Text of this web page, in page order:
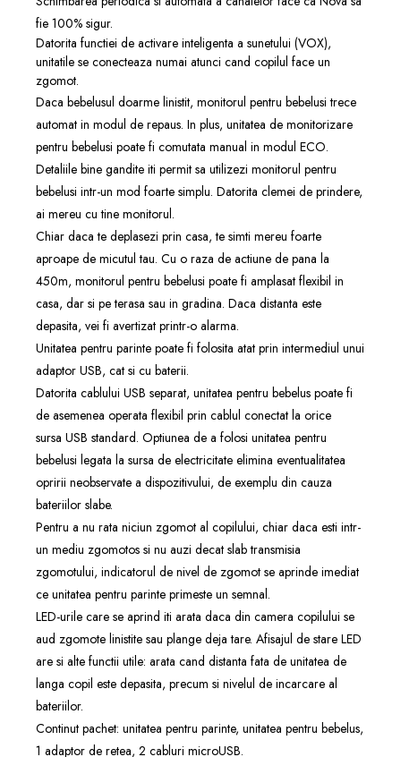
fie 100% sigur.
Datorita functiei de activare inteligenta a sunetului (VOX),
unitatile se conecteaza numai atunci cand copilul face un
zgomot.
Daca bebelusul doarme linistit, monitorul pentru bebelusi trece
automat in modul de repaus. In plus, unitatea de monitorizare
pentru bebelusi poate fi comutata manual in modul ECO.
Detaliile bine gandite iti permit sa utilizezi monitorul pentru
bebelusi intr-un mod foarte simplu. Datorita clemei de prindere,
ai mereu cu tine monitorul.
Chiar daca te deplasezi prin casa, te simti mereu foarte
aproape de micutul tau. Cu o raza de actiune de pana la
450m, monitorul pentru bebelusi poate fi amplasat flexibil in
casa, dar si pe terasa sau in gradina. Daca distanta este
depasita, vei fi avertizat printr-o alarma.
Unitatea pentru parinte poate fi folosita atat prin intermediul unui
adaptor USB, cat si cu baterii.
Datorita cablului USB separat, unitatea pentru bebelus poate fi
de asemenea operata flexibil prin cablul conectat la orice
sursa USB standard. Optiunea de a folosi unitatea pentru
bebelusi legata la sursa de electricitate elimina eventualitatea
opririi neobservate a dispozitivului, de exemplu din cauza
bateriilor slabe.
Pentru a nu rata niciun zgomot al copilului, chiar daca esti intr-
un mediu zgomotos si nu auzi decat slab transmisia
zgomotului, indicatorul de nivel de zgomot se aprinde imediat
ce unitatea pentru parinte primeste un semnal.
LED-urile care se aprind iti arata daca din camera copilului se
aud zgomote linistite sau plange deja tare. Afisajul de stare LED
are si alte functii utile: arata cand distanta fata de unitatea de
langa copil este depasita, precum si nivelul de incarcare al
bateriilor.
Continut pachet: unitatea pentru parinte, unitatea pentru bebelus,
1 adaptor de retea, 2 cabluri microUSB.